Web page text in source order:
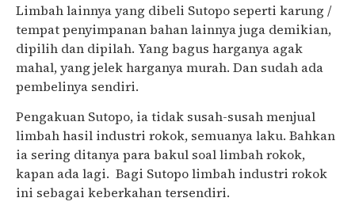
Limbah lainnya yang dibeli Sutopo seperti karung /
tempat penyimpanan bahan lainnya juga demikian,
dipilih dan dipilah. Yang bagus harganya agak
mahal, yang jelek harganya murah. Dan sudah ada
pembelinya sendiri.
Pengakuan Sutopo, ia tidak susah-susah menjual
limbah hasil industri rokok, semuanya laku. Bahkan
ia sering ditanya para bakul soal limbah rokok,
kapan ada lagi. Bagi Sutopo limbah industri rokok
ini sebagai keberkahan tersendiri.